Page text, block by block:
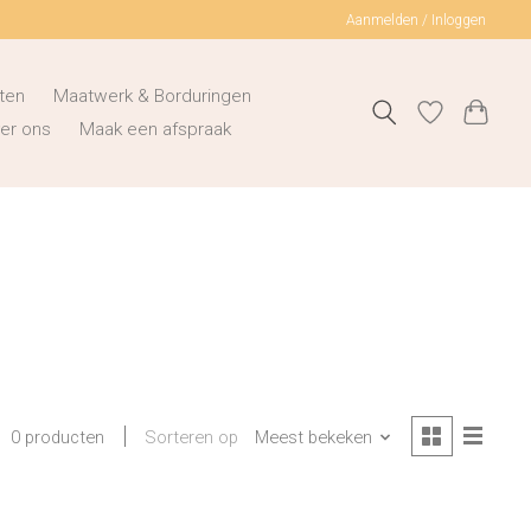
Aanmelden / Inloggen
Maatwerk & Borduringen
ons Maak een afspraak
0 producten Sorteren op Meest bekeken